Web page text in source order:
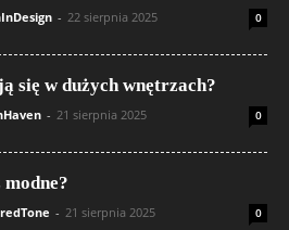
- 22 sierpnia 2025 0
się w dużych wnętrzach?
- 21 sierpnia 2025 0
- 21 sierpnia 2025 0